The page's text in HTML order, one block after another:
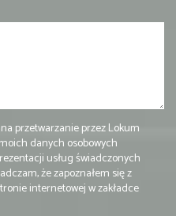
przetwarzanie przez Lokum
danych osobowych
usług świadczonych
że zapoznałem się z
internetowej w zakładce